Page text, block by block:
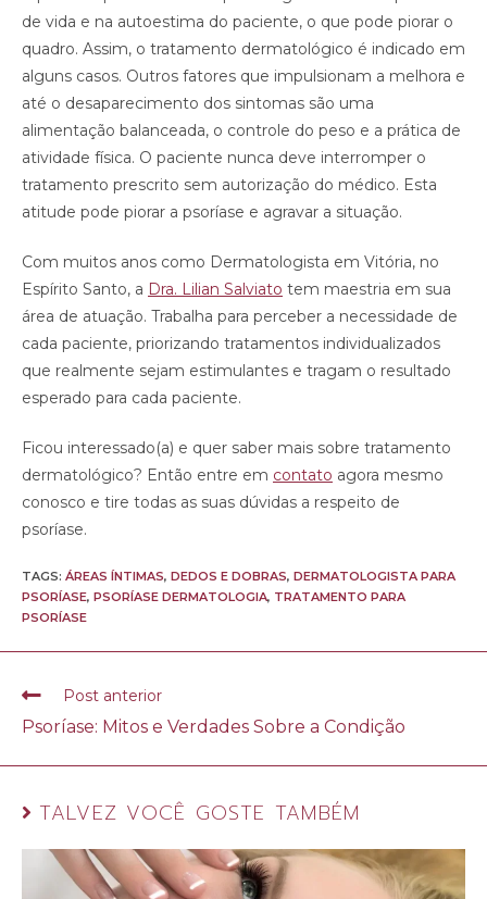
de vida e na autoestima do paciente, o que pode piorar o
quadro. Assim, o tratamento dermatológico é indicado em
alguns casos. Outros fatores que impulsionam a melhora e
até o desaparecimento dos sintomas são uma
alimentação balanceada, o controle do peso e a prática de
atividade física. O paciente nunca deve interromper o
tratamento prescrito sem autorização do médico. Esta
atitude pode piorar a psoríase e agravar a situação.
Com muitos anos como Dermatologista em Vitória, no
Espírito Santo, a Dra. Lilian Salviato tem maestria em sua
área de atuação. Trabalha para perceber a necessidade de
cada paciente, priorizando tratamentos individualizados
que realmente sejam estimulantes e tragam o resultado
esperado para cada paciente.
Ficou interessado(a) e quer saber mais sobre tratamento
dermatológico? Então entre em contato agora mesmo
conosco e tire todas as suas dúvidas a respeito de
psoríase.
TAGS: ÁREAS ÍNTIMAS, DEDOS E DOBRAS, DERMATOLOGISTA PARA
PSORÍASE, PSORÍASE DERMATOLOGIA, TRATAMENTO PARA
PSORÍASE
Post anterior
Psoríase: Mitos e Verdades Sobre a Condição
TALVEZ VOCÊ GOSTE TAMBÉM